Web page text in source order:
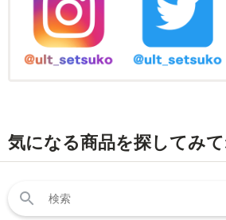
気になる商品を探してみ
索: